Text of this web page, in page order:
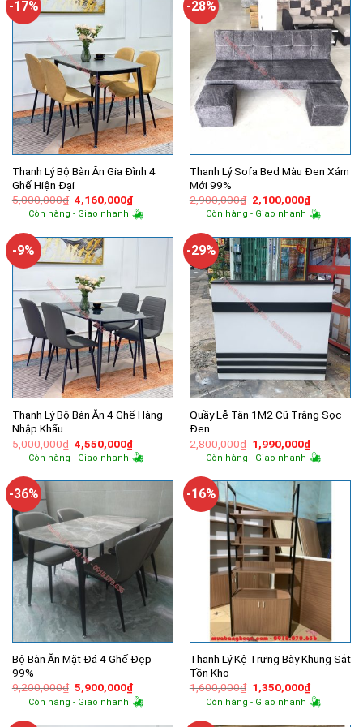
-17%
Thanh Lý Bộ Bàn Ăn Gia Đình 4
Ghế Hiện Đại
5,000,000₫ Giá
gốc
là:
4,160,000₫Giá
hiện
tại
4,160,000₫.
Còn hàng - Giao nhanh
-28%
Thanh Lý Sofa Bed Màu Đen Xám
Mới 99%
2,900,000₫ Giá
gốc
là:
2,100,000₫Giá
hiện
tại
Còn hàng - Giao nhanh
-9%
Thanh Lý Bộ Bàn Ăn 4 Ghế Hàng
Nhập Khẩu
5,000,000₫ Giá
gốc
là:
4,550,000₫Giá
hiện
tại
4,550,000₫.
Còn hàng - Giao nhanh
-29%
Quầy Lễ Tân 1M2 Cũ Trắng Sọc
Đen
2,800,000₫ Giá
gốc
là:
1,990,000₫Giá
hiện
tại
Còn hàng - Giao nhanh
-36%
Bộ Bàn Ăn Mặt Đá 4 Ghế Đẹp
99%
9,200,000₫ Giá
gốc
là:
5,900,000₫Giá
hiện
tại
Còn hàng - Giao nhanh
-16%
Thanh Lý Kệ Trưng Bày Khung Sắt
Tồn Kho
1,600,000₫ Giá
gốc
là:
1,350,000₫Giá
hiện
tại
Còn hàng - Giao nhanh